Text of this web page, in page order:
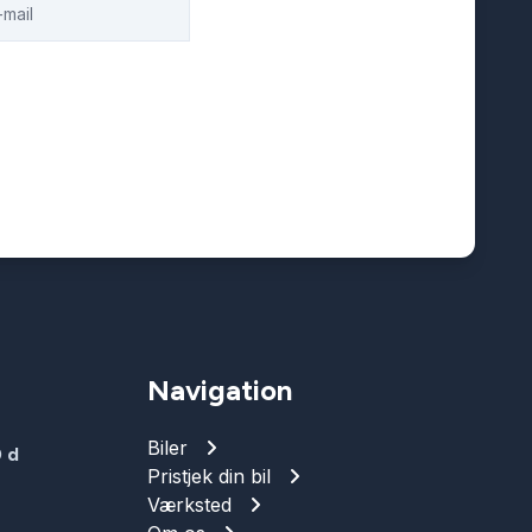
d
Navigation
Biler
Pristjek din bil
Værksted